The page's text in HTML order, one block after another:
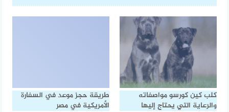
كلب كين كورسو مواصفاته
والرعاية التي يحتاج إليها
طريقة حجز موعد في السفارة
الأمريكية في مصر